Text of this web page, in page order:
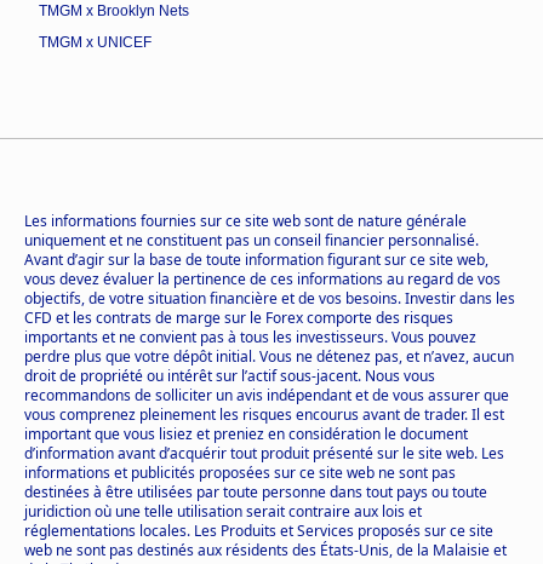
TMGM x Brooklyn Nets
TMGM x UNICEF
Les informations fournies sur ce site web sont de nature générale
uniquement et ne constituent pas un conseil financier personnalisé.
Avant d’agir sur la base de toute information figurant sur ce site web,
vous devez évaluer la pertinence de ces informations au regard de vos
objectifs, de votre situation financière et de vos besoins. Investir dans les
CFD et les contrats de marge sur le Forex comporte des risques
importants et ne convient pas à tous les investisseurs. Vous pouvez
perdre plus que votre dépôt initial. Vous ne détenez pas, et n’avez, aucun
droit de propriété ou intérêt sur l’actif sous-jacent. Nous vous
recommandons de solliciter un avis indépendant et de vous assurer que
vous comprenez pleinement les risques encourus avant de trader. Il est
important que vous lisiez et preniez en considération le document
d’information avant d’acquérir tout produit présenté sur le site web. Les
informations et publicités proposées sur ce site web ne sont pas
destinées à être utilisées par toute personne dans tout pays ou toute
juridiction où une telle utilisation serait contraire aux lois et
réglementations locales. Les Produits et Services proposés sur ce site
web ne sont pas destinés aux résidents des États-Unis, de la Malaisie et